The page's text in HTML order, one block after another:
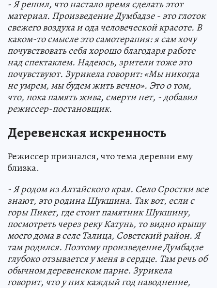
- Я решил, что настало время сделать этот
материал. Произведение Думбадзе - это глоток
свежего воздуха и ода человеческой красоте. В
каком-то смысле это самотерапия: я сам хочу
почувствовать себя хорошо благодаря работе
над спектаклем. Надеюсь, зрители тоже это
почувствуют. Зурикела говорит: «Мы никогда
не умрем, мы будем жить вечно». Это о том,
что, пока память жива, смерти нет, - добавил
режиссер-постановщик.
Деревенская искренность
Режиссер признался, что тема деревни ему
близка.
- Я родом из Алтайского края. Село Сростки все
знают, это родина Шукшина. Так вот, если с
горы Пикет, где стоит памятник Шукшину,
посмотреть через реку Катунь, то видно крышу
моего дома в селе Талица, Советский район. Я
там родился. Поэтому произведение Думбадзе
глубоко отзывается у меня в сердце. Там речь об
обычном деревенском парне. Зурикела
говорит, что у них каждый год наводнение,